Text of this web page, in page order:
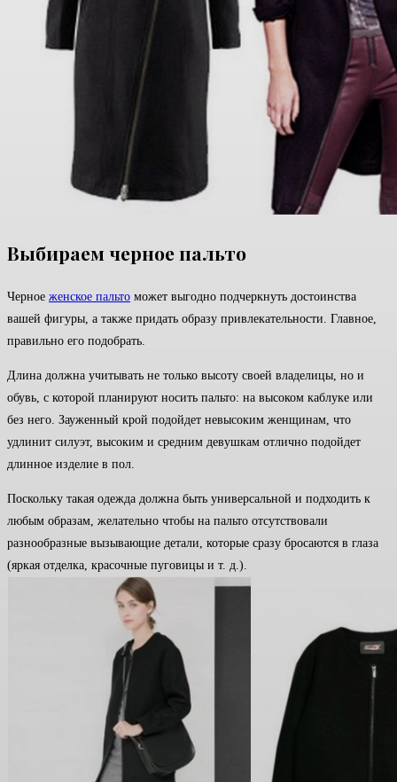
Выбираем черное пальто
Черное женское пальто может выгодно подчеркнуть достоинства
вашей фигуры, а также придать образу привлекательности. Главное,
правильно его подобрать.
Длина должна учитывать не только высоту своей владелицы, но и
обувь, с которой планируют носить пальто: на высоком каблуке или
без него. Зауженный крой подойдет невысоким женщинам, что
удлинит силуэт, высоким и средним девушкам отлично подойдет
длинное изделие в пол.
Поскольку такая одежда должна быть универсальной и подходить к
любым образам, желательно чтобы на пальто отсутствовали
разнообразные вызывающие детали, которые сразу бросаются в глаза
(яркая отделка, красочные пуговицы и т. д.).